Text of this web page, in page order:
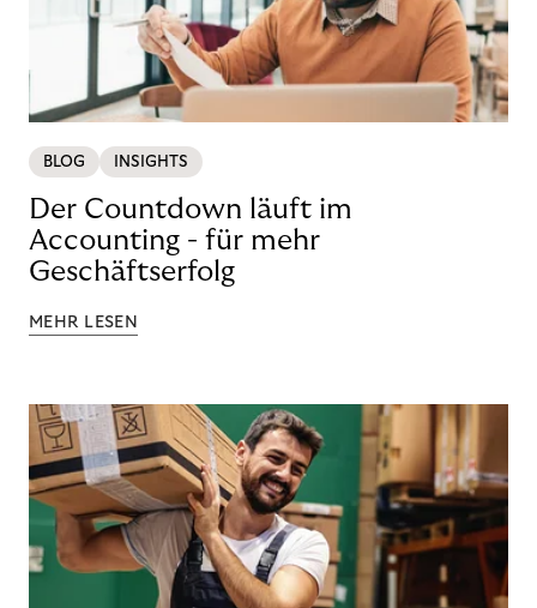
BLOG INSIGHTS
Der Countdown läuft im
Accounting - für mehr
Geschäftserfolg
MEHR LESEN